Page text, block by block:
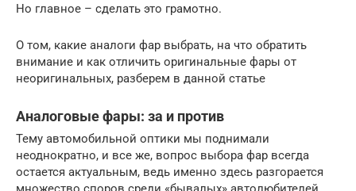
Но главное – сделать это грамотно.
О том, какие аналоги фар выбрать, на что обратить
внимание и как отличить оригинальные фары от
неоригинальных, разберем в данной статье
Аналоговые фары: за и против
Тему автомобильной оптики мы поднимали
неоднократно, и все же, вопрос выбора фар всегда
остается актуальным, ведь именно здесь разгорается